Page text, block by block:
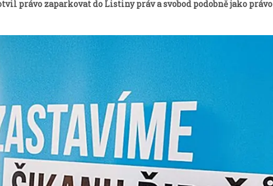
právo zaparkovat do Listiny práv a svobod podobně jako právo